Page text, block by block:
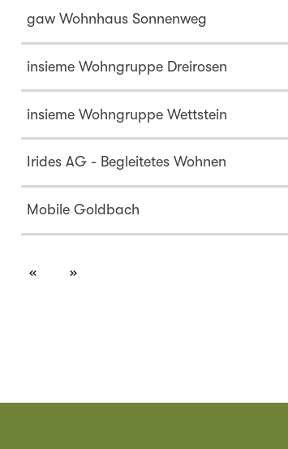
gaw Wohnhaus Sonnenweg
insieme Wohngruppe Dreirosen
insieme Wohngruppe Wettstein
Irides AG - Begleitetes Wohnen
Mobile Goldbach
pagepage